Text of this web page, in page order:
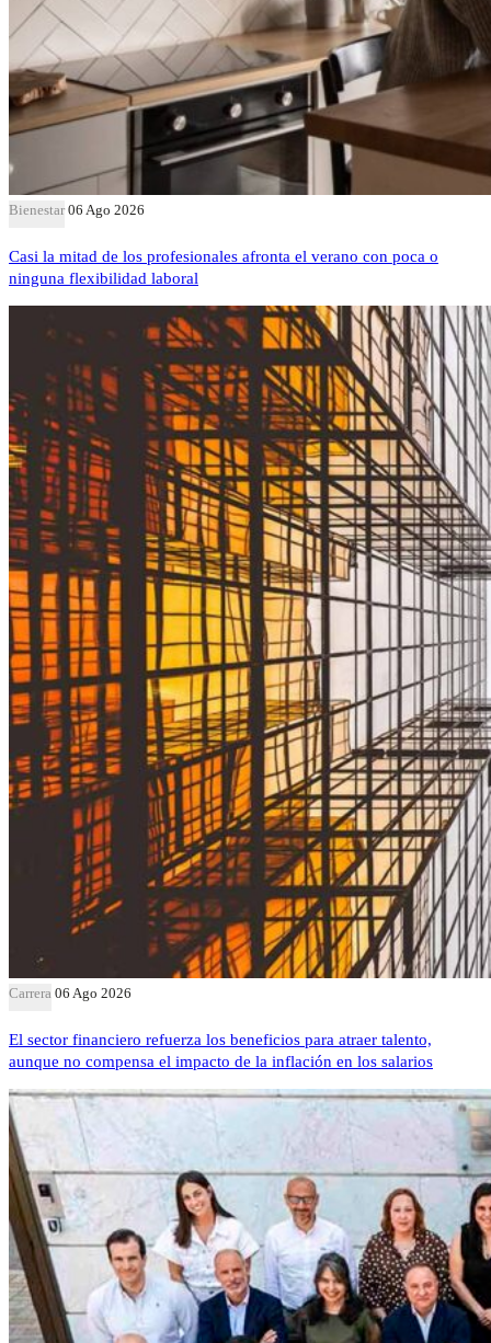
Bienestar 06 Ago 2026
Casi la mitad de los profesionales afronta el verano con poca o
ninguna flexibilidad laboral
Carrera 06 Ago 2026
El sector financiero refuerza los beneficios para atraer talento,
aunque no compensa el impacto de la inflación en los salarios